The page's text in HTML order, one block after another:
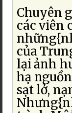
Chuyên
các viên
của
lại ảnh
hạ
sạt lở,